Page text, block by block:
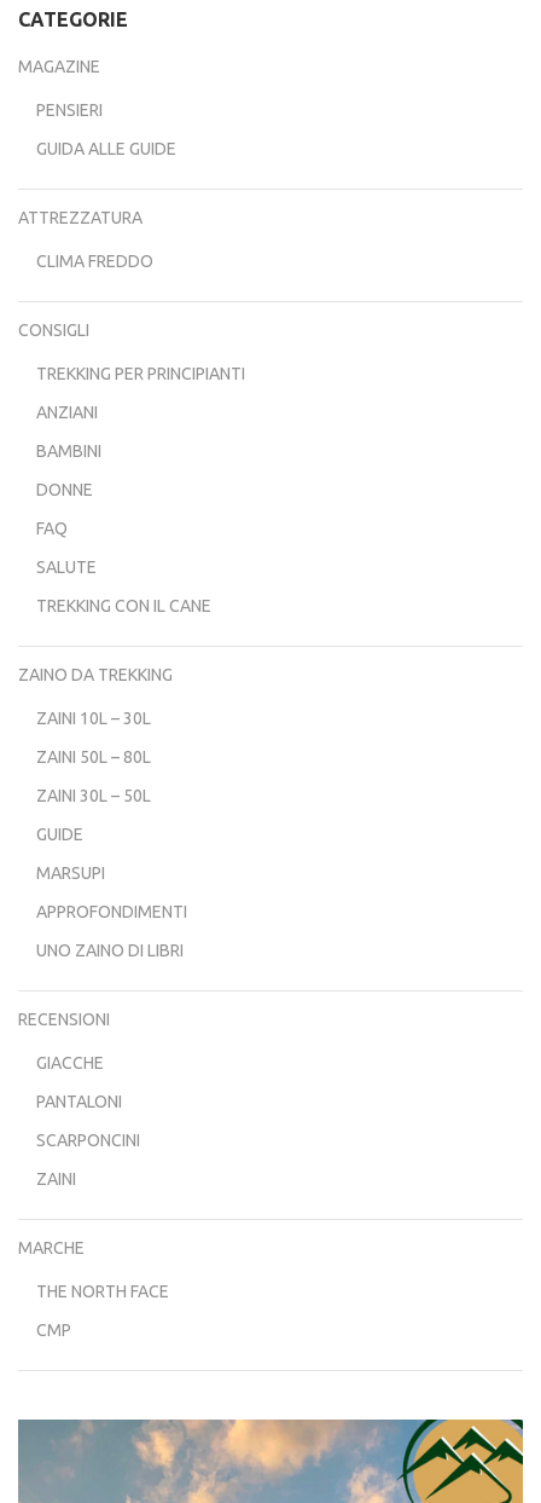
CATEGORIE
MAGAZINE
PENSIERI
GUIDA ALLE GUIDE
ATTREZZATURA
CLIMA FREDDO
CONSIGLI
TREKKING PER PRINCIPIANTI
ANZIANI
BAMBINI
DONNE
FAQ
SALUTE
TREKKING CON IL CANE
ZAINO DA TREKKING
ZAINI 10L – 30L
ZAINI 50L – 80L
ZAINI 30L – 50L
GUIDE
MARSUPI
APPROFONDIMENTI
UNO ZAINO DI LIBRI
RECENSIONI
GIACCHE
PANTALONI
SCARPONCINI
ZAINI
MARCHE
THE NORTH FACE
CMP